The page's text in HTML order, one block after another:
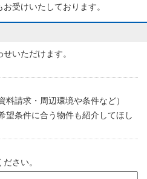
お受けいたしております。
いただけます。
請求・周辺環境や条件など）
望条件に合う物件も紹介してほし
さい。